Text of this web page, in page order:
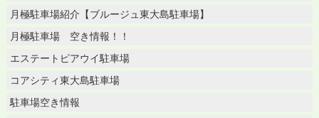
月極駐車場紹介【ブルージュ東大島駐車場】
月極駐車場 空き情報！！
エステートピアウイ駐車場
コアシティ東大島駐車場
駐車場空き情報